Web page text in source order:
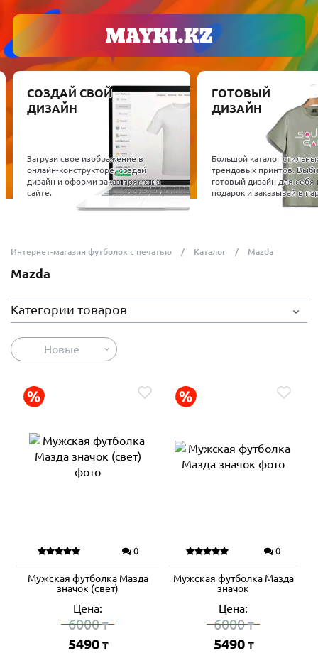
СОЗДАЙ СВОЙ
ДИЗАЙН
Загрузи свое изображение в
онлайн-конструкторе, создай
дизайн и оформи заказ прямо на
сайте.
ГОТОВЫЙ
ДИЗАЙН
Большой каталог
трендовых принтов.
готовый дизайн для себя
подарок и заказывай в
Интернет-магазин футболок с печатью Каталог Mazda
Mazda
Категории товаров
Новые
0
Мужская футболка Мазда
значок (свет)
Цена:
6000₸
5490 ₸
0
Мужская футболка Мазда
значок
Цена:
6000₸
5490 ₸